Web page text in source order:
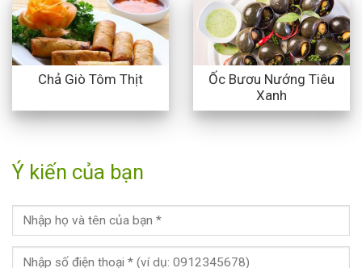
Chả Giò Tôm Thịt
Ốc Bươu Nướng Tiêu
Xanh
Ý kiến của bạn